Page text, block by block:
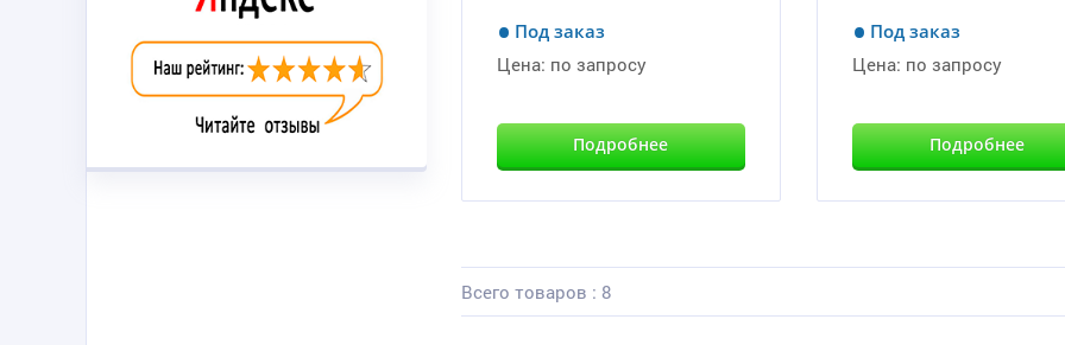
Под заказ
Цена: по запросу
Подробнее
Под заказ
Цена: по запросу
Подробнее
Всего товаров : 8